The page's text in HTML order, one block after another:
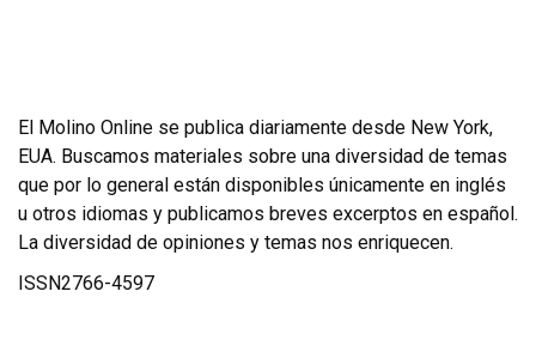
El Molino Online se publica diariamente desde New York,
EUA. Buscamos materiales sobre una diversidad de temas
que por lo general están disponibles únicamente en inglés
u otros idiomas y publicamos breves excerptos en español.
La diversidad de opiniones y temas nos enriquecen.
ISSN2766-4597